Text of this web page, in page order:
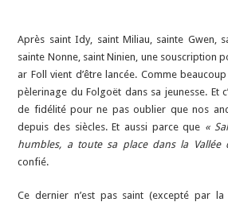
Après saint Idy, saint Miliau, sainte Gwen,
sainte Nonne, saint Ninien, une souscription
ar Foll vient d’être lancée. Comme
pèlerinage du Folgoët dans sa jeunesse. Et
de fidélité pour ne pas oublier que nos
depuis des siècles. Et aussi parce que «
humbles, a toute sa place dans la Vallée
confié.
Ce dernier n’est pas saint (excepté par